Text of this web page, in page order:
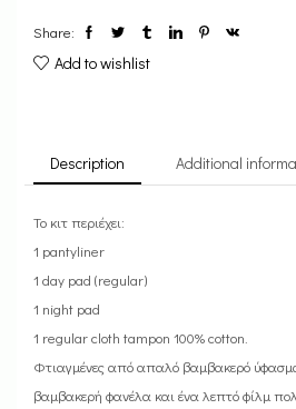
Share:
Add to wishlist
Description Additional
Το κιτ περιέχει:
1 pantyliner
1 day pad (regular)
1 night pad
1 regular cloth tampon 100% cotton.
Φτιαγμένες από απαλό βαμβακερό
βαμβακερή φανέλα και ένα λεπτό φίλμ